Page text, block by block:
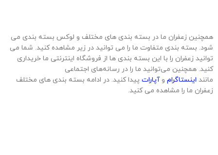
همچنین زعفران ما در بسته بندی های مختلف و لوکس بسته بندی می
شود. بسته بندی متفاوت ما را می توانید در زیر مشاهده کنید. شما می
توانید زعفران را با این بسته بندی ها از فروشگاه اینترنتی ما خریداری
کنید. همچنین می‌توانید ما را در رسانه‌های اجتماعی
مانند اینستاگرام وآپارات پیدا کنید. در ادامه بسته بندی های مختلف
زعفران ما را مشاهده می کنید.